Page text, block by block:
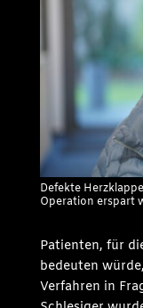
Defekte
Operation erspart
Patienten, für
bedeuten
Verfahren in